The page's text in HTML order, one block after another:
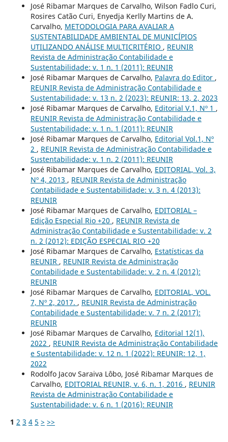
José Ribamar Marques de Carvalho, Wilson Fadlo Curi,
Rosires Catão Curi, Enyedja Kerlly Martins de A.
Carvalho, METODOLOGIA PARA AVALIAR A
SUSTENTABILIDADE AMBIENTAL DE MUNICÍPIOS
UTILIZANDO ANÁLISE MULTICRITÉRIO , REUNIR
Revista de Administração Contabilidade e
Sustentabilidade: v. 1 n. 1 (2011): REUNIR
José Ribamar Marques de Carvalho, Palavra do Editor ,
REUNIR Revista de Administração Contabilidade e
Sustentabilidade: v. 13 n. 2 (2023): REUNIR: 13, 2, 2023
José Ribamar Marques de Carvalho, Editorial V.1, Nº 1 ,
REUNIR Revista de Administração Contabilidade e
Sustentabilidade: v. 1 n. 1 (2011): REUNIR
José Ribamar Marques de Carvalho, Editorial Vol.1, Nº
2 , REUNIR Revista de Administração Contabilidade e
Sustentabilidade: v. 1 n. 2 (2011): REUNIR
José Ribamar Marques de Carvalho, EDITORIAL, Vol. 3,
Nº 4, 2013 , REUNIR Revista de Administração
Contabilidade e Sustentabilidade: v. 3 n. 4 (2013):
REUNIR
José Ribamar Marques de Carvalho, EDITORIAL –
Edição Especial Rio +20 , REUNIR Revista de
Administração Contabilidade e Sustentabilidade: v. 2
n. 2 (2012): EDIÇÃO ESPECIAL RIO +20
José Ribamar Marques de Carvalho, Estatísticas da
REUNIR , REUNIR Revista de Administração
Contabilidade e Sustentabilidade: v. 2 n. 4 (2012):
REUNIR
José Ribamar Marques de Carvalho, EDITORIAL, VOL.
7, Nº 2, 2017. , REUNIR Revista de Administração
Contabilidade e Sustentabilidade: v. 7 n. 2 (2017):
REUNIR
José Ribamar Marques de Carvalho, Editorial 12(1),
2022 , REUNIR Revista de Administração Contabilidade
e Sustentabilidade: v. 12 n. 1 (2022): REUNIR: 12, 1,
2022
Rodolfo Jacov Saraiva Lôbo, José Ribamar Marques de
Carvalho, EDITORIAL REUNIR, v. 6, n. 1, 2016 , REUNIR
Revista de Administração Contabilidade e
Sustentabilidade: v. 6 n. 1 (2016): REUNIR
1 2 3 4 5 > >>